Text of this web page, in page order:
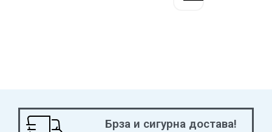
Брза и сигурна достава!